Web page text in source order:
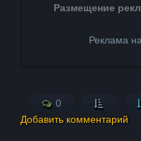
Размещение
Реклама
0
Добавить комментарий